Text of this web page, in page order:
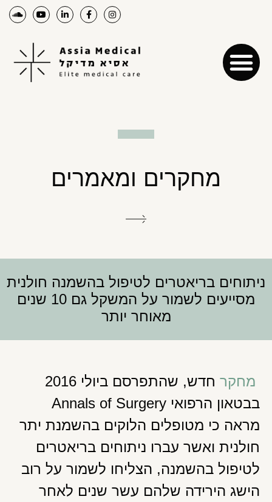
מחקרים ומאמרים
ניתוחים בריאטרים לטיפול בהשמנה חולנית
מסייעים לשמור על המשקל גם 10 שנים
מאוחר יותר
מחקר
חדש, שהתפרסם ביולי 2016
בבטאון הרפואי Annals of Surgery
מראה כי מטופלים הלוקים בהשמנת יתר
חולנית ואשר עברו ניתוחים בריאטרים
לטיפול בהשמנה, הצליחו לשמור על רוב
הישג הירידה שלהם עשר שנים לאחר